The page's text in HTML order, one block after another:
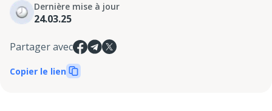
Dernière mise à jour
24.03.25
Partager avec
Copier le lien